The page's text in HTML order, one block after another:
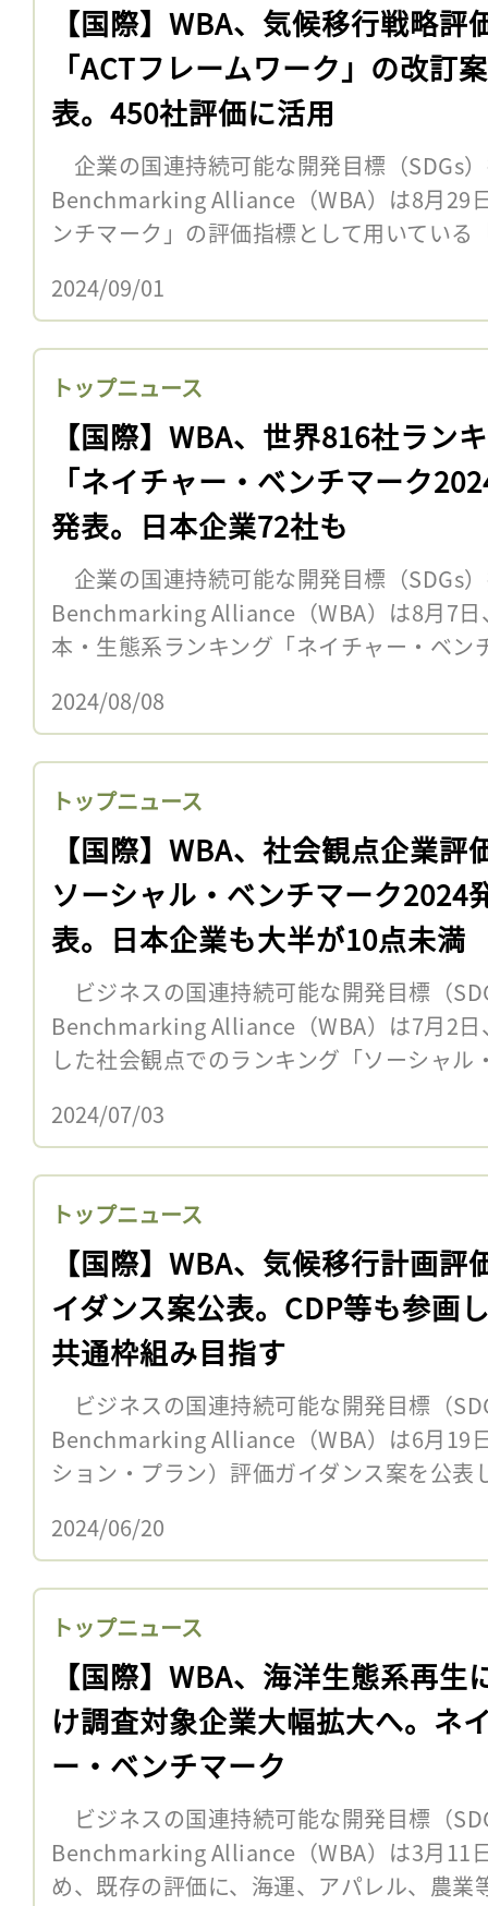
【国際】WBA、気候移行戦略評
「ACTフレームワーク」の改訂
表。450社評価に活用
企業の国連持続可能な開発目標（SDGs
Benchmarking Alliance（WBA）は8月29
ンチマーク」の評価指標として用いてい
2024/09/01
トップニュース
【国際】WBA、世界816社ラン
「ネイチャー・ベンチマーク
発表。日本企業72社も
企業の国連持続可能な開発目標（SDGs
Benchmarking Alliance（WBA）は8月7日
本・生態系ランキング「ネイチャー・ベ
2024/08/08
トップニュース
【国際】WBA、社会観点企業評
ソーシャル・ベンチマーク2024
表。日本企業も大半が10点未満
ビジネスの国連持続可能な開発目標（
Benchmarking Alliance（WBA）は7月2
した社会観点でのランキング「ソーシャ
2024/07/03
トップニュース
【国際】WBA、気候移行計画評
イダンス案公表。CDP等も参画
共通枠組み目指す
ビジネスの国連持続可能な開発目標（
Benchmarking Alliance（WBA）は6月19
ション・プラン）評価ガイダンス案を公
2024/06/20
トップニュース
【国際】WBA、海洋生態系再生
け調査対象企業大幅拡大へ。ネ
ー・ベンチマーク
ビジネスの国連持続可能な開発目標（
Benchmarking Alliance（WBA）は3月11
め、既存の評価に、海運、アパレル、農